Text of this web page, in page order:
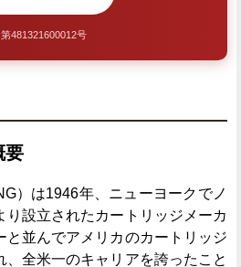
481321600012号
要
）は1946年、ニューヨークでノ
り設立されたカートリッジメーカ
と並んでアメリカのカートリッジ
、全米一のキャリアを誇ったこと